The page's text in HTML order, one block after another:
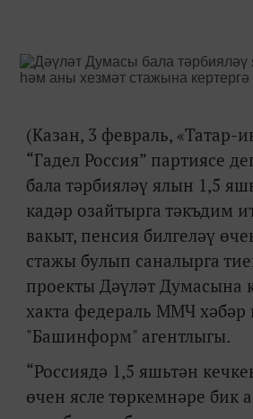
(Казан, 3 февраль, «Татар-
“Гадел Россия” партиясе
бала тәрбияләү ялын 1,5
кадәр озайтырга тәкъдим
вакыт, пенсия билгеләү
стажы булып саналырга
проекты Дәүләт Думасына
хакта федераль ММЧ хәбәр
"Башинформ" агентлыгы.
“Россиядә 1,5 яшьтән
өчен ясле төркемнәре бик